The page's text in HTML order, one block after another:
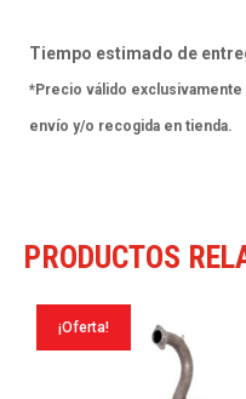
50.SS.001.0
cantidad
Tiempo estimado de
*Precio válido exclusivamente
envío y/o recogida en tienda.
PRODUCTOS
¡Oferta!